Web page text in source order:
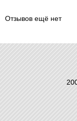
Отзывов ещё нет